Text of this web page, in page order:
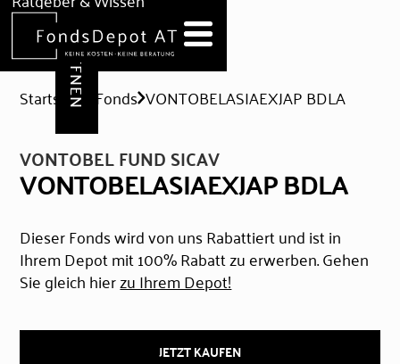
Hilfe & Formulare
DEPOT ERÖFFNEN
Startseite Fonds VONTOBELASIAEXJAP BDLA
VONTOBEL FUND SICAV
VONTOBELASIAEXJAP BDLA
Dieser Fonds wird von uns Rabattiert und ist in
Ihrem Depot mit 100% Rabatt zu erwerben. Gehen
Sie gleich hierzu Ihrem Depot!
JETZT KAUFEN